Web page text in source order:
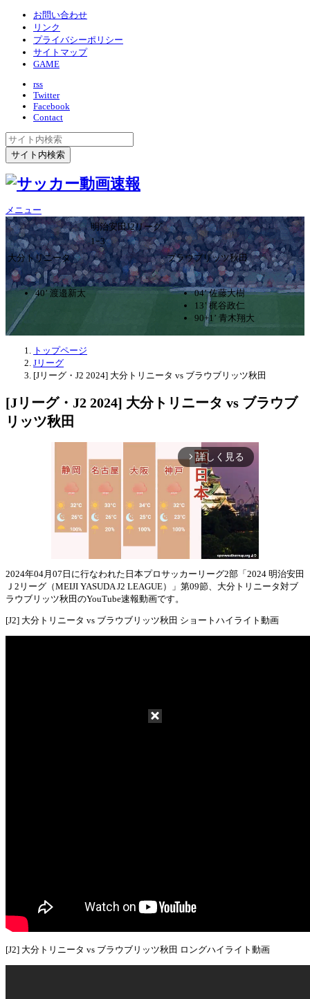
お問い合わせ
リンク
プライバシーポリシー
サイトマップ
GAME
rss
Twitter
Facebook
Contact
メニュー
明治安田J2リーグ
1ｰ3
大分トリニータ
ブラウブリッツ秋田
40’ 渡邉新太
04’ 佐藤大樹
13’ 梶谷政仁
90+1’ 青木翔大
トップページ
Jリーグ
[Jリーグ・J2 2024] 大分トリニータ vs ブラウブリッツ秋田
[Jリーグ・J2 2024] 大分トリニータ vs ブラウブ
リッツ秋田
arrow_forward_ios 詳しく見る
2024年04月07日に行なわれた日本プロサッカーリーグ2部「2024 明治安田
Ｊ2リーグ（MEIJI YASUDA J2 LEAGUE）」第09節、大分トリニータ対ブ
ラウブリッツ秋田のYouTube速報動画です。
[J2] 大分トリニータ vs ブラウブリッツ秋田 ショートハイライト動画
[J2] 大分トリニータ vs ブラウブリッツ秋田 ロングハイライト動画